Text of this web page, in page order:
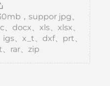
，suppor jpg、
docx、xls、xlsx、
、x_t、dxf、prt、
rar、zip